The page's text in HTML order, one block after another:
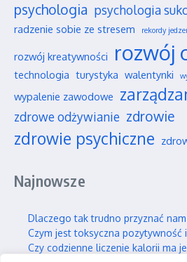
psychologia psychologia
radzenie sobie ze stresem rekordy
rozwój kreatywności rozwój
technologia turystyka walentynki
wypalenie zawodowe
zdrowe odżywianie zdrowie
zdrowie psychiczne
Najnowsze
Dlaczego tak trudno przyznać nam
Czym jest toksyczna pozytywność
Czy codzienne liczenie kalorii ma